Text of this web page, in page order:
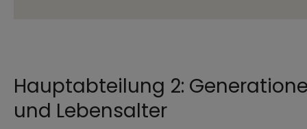
Hauptabteilung 2:
und Lebensalter